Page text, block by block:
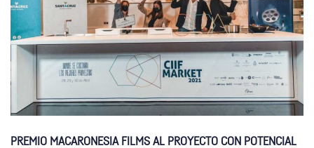
PREMIO MACARONESIA FILMS AL PROYECTO CON POTENCIAL